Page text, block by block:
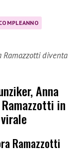
Ramazzotti diventa
Anna
in
Ramazzotti